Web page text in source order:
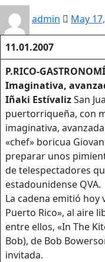
admin May
11.01.2007
P.RICO-
Imaginativa,
Iñaki EstívalizSan
puertorriqueña, con
imaginativa,
«chef» boricua
preparar unos
de telespectadores
estadounidense QVA.
La cadena emitió hoy
Puerto Rico», al aire
entre ellos, «In The
Bob), de Bob
invitada.